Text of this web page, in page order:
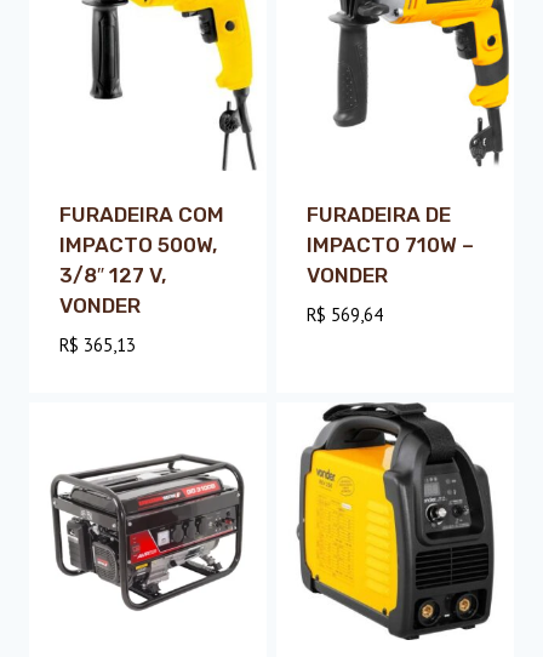
FURADEIRA COM
IMPACTO 500W,
3/8″ 127 V,
VONDER
R$ 365,13
FURADEIRA DE
IMPACTO 710W –
VONDER
R$ 569,64